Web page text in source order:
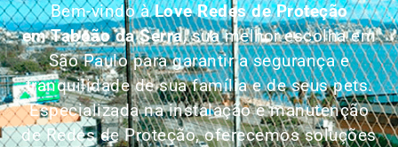
Bem-vindo àLove Redes de Proteção
em Taboão da Serra, sua melhor escolha em
São Paulo para garantir a segurança e
tranquilidade de sua família e de seus pets.
Especializada na instalação e manutenção
de Redes de Proteção, oferecemos soluções